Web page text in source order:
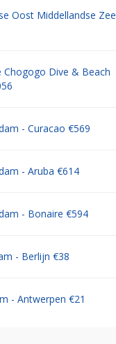
Oost Middellandse Zee
Chogogo Dive & Beach
- Curacao €569
- Aruba €614
- Bonaire €594
- Berlijn €38
- Antwerpen €21